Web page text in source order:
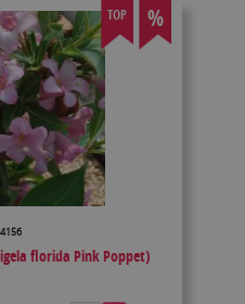
TOP %
florida Pink Poppet)